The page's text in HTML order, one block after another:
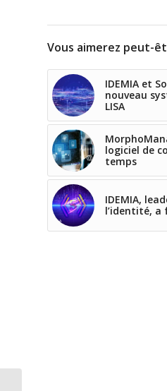
Vous aimerez peut-
IDEMIA et
nouveau
LISA
logiciel de
temps
IDEMIA,
l’identité, a